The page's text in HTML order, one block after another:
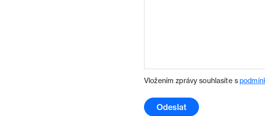
Vložením zprávy souhlasíte s
Odeslat